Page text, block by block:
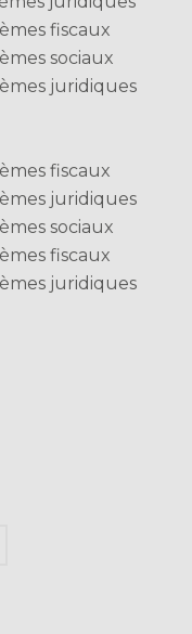
fiscaux
sociaux
juridiques
fiscaux
juridiques
sociaux
fiscaux
juridiques